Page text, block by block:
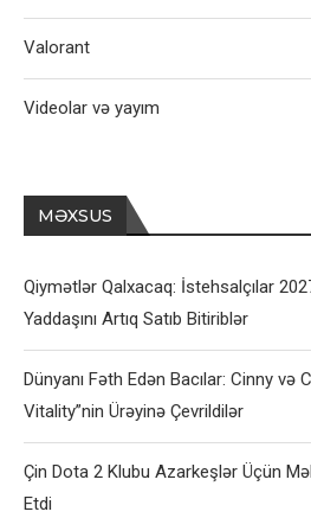
Valorant
Videolar və yayım
MƏXSUS
Qiymətlər Qalxacaq: İstehsalçılar
Yaddaşını Artıq Satıb Bitiriblər
Dünyanı Fəth Edən Bacılar: Cinny və
Vitality”nin Ürəyinə Çevrildilər
Çin Dota 2 Klubu Azarkeşlər Üçün
Etdi